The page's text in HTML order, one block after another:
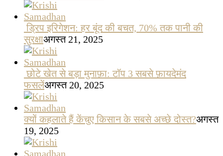
ड्रिप इरिगेशन: हर बूंद की बचत, 70% तक पानी की
सुरक्षाअगस्त 21, 2025
छोटे खेत से बड़ा मुनाफ़ा: टॉप 3 सबसे फ़ायदेमंद
फसलेंअगस्त 20, 2025
क्यों कहलाते हैं केंचुए किसान के सबसे अच्छे दोस्त?अगस्त
19, 2025